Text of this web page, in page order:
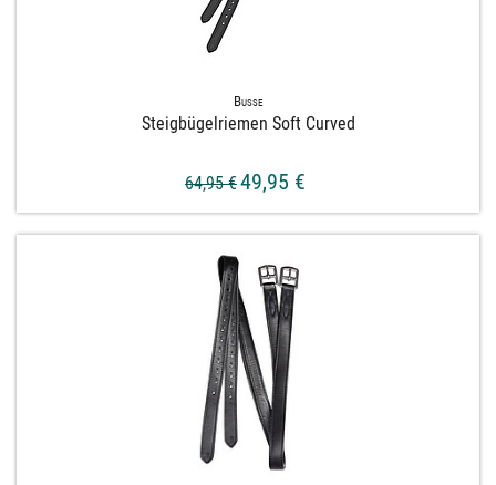
Busse
Steigbügelriemen Soft Curved
64,95 €49,95 €